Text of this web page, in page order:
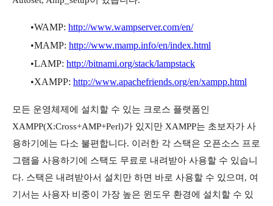
•WAMP: http://www.wampserver.com/en/
•MAMP: http://www.mamp.info/en/index.html
•LAMP: http://bitnami.org/stack/lampstack
•XAMPP: http://www.apachefriends.org/en/xampp.html
모든 운영체제에 설치할 수 있는 크로스 플랫폼인
XAMPP(X:Cross+AMP+Perl)가 있지만 XAMPP는 초보자가 사
용하기에는 다소 불편합니다. 이러한 각 스택은 오픈소스 프로
그램을 사용하기에 스택도 무료로 내려받아 사용할 수 있습니
다. 스택은 내려받아서 설치만 하면 바로 사용할 수 있으며, 여
기서는 사용자 비중이 가장 높은 윈도우 환경에 설치할 수 있